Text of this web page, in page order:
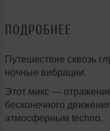
ПОДРОБНЕЕ
Путешествие сквозь
ночные вибрации.
Этот микс —
бесконечного
атмосферным techno.